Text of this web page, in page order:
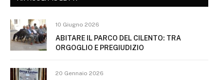
10 Giugno 2026
ABITARE IL PARCO DEL CILENTO: TRA
ORGOGLIO E PREGIUDIZIO
20 Gennaio 2026